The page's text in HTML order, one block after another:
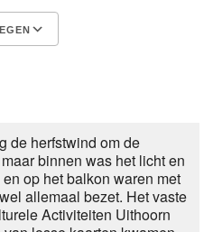
de herfstwind om de
binnen was het licht en
op het balkon waren met
allemaal bezet. Het vaste
Activiteiten Uithoorn